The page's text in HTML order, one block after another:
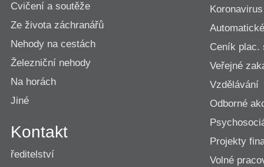
Cvičení a soutěže
Ze života záchranářů
Nehody na cestách
Železniční nehody
Na horách
Jiné
Kontakt
ředitelství
Koronavirus
Ceník plac.
Veřejné
Vzdělávání
Odborné
Projekty
Volné